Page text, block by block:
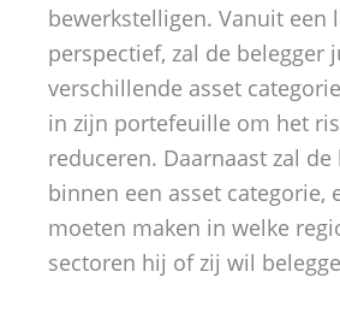
bewerkstelligen. Vanuit een
perspectief, zal de belegger
verschillende asset
in zijn portefeuille om het
reduceren. Daarnaast zal
binnen een asset categorie,
moeten maken in welke
sectoren hij of zij wil